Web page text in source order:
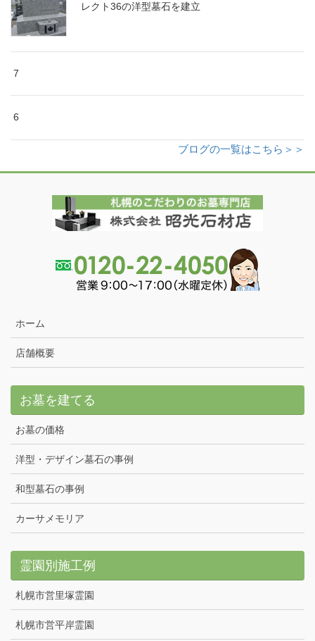
レクト36の洋型墓石を建立
7
6
ブログの一覧はこちら＞＞
ホーム
店舗概要
お墓を建てる
お墓の価格
洋型・デザイン墓石の事例
和型墓石の事例
カーサメモリア
霊園別施工例
札幌市営里塚霊園
札幌市営平岸霊園